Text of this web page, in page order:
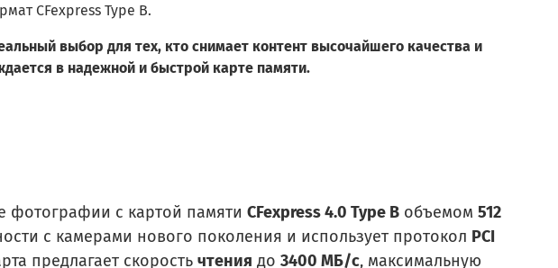
CFexpress Type B.
выбор для тех, кто снимает контент высочайшего качества и
в надежной и быстрой карте памяти.
фотографии с картой памяти CFexpress 4.0 Type B объемом 512
с камерами нового поколения и использует протокол PCI
предлагает скорость чтения до 3400 МБ/с, максимальную